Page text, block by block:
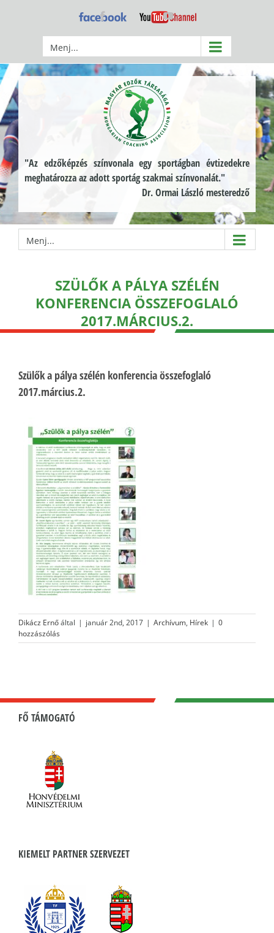
Facebook YouTube
Menj...
"Az edzőképzés színvonala egy sportágban évtizedekre
meghatározza az adott sportág szakmai színvonalát."
Dr. Ormai László mesteredző
Menj...
SZÜLŐK A PÁLYA SZÉLÉN
KONFERENCIA ÖSSZEFOGLALÓ
2017.MÁRCIUS.2.
Szülők a pálya szélén konferencia összefoglaló
2017.március.2.
Dikácz Ernőáltal | január 2nd, 2017 | Archívum, Hírek | 0
hozzászólás
FŐ TÁMOGATÓ
KIEMELT PARTNER SZERVEZET